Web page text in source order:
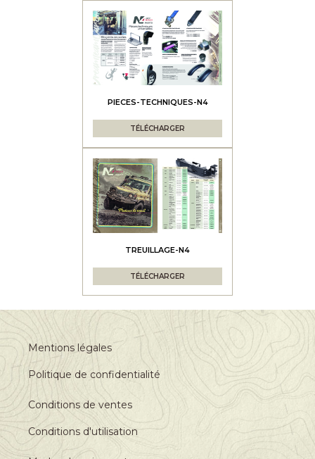
PIECES-TECHNIQUES-N4
TÉLÉCHARGER
TREUILLAGE-N4
TÉLÉCHARGER
Mentions légales
Politique de confidentialité
Conditions de ventes
Conditions d'utilisation